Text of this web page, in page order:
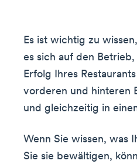
Es ist wichtig zu
es sich auf den
Erfolg Ihres
vorderen und hinteren
und gleichzeitig in
Wenn Sie wissen, was
Sie sie bewältigen,